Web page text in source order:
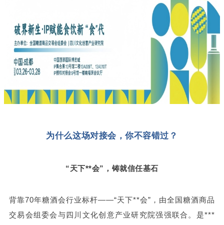
为什么这场对接会，你不容错过？
“天下**会”，铸就信任基石
背靠70年糖酒会行业标杆——“天下**会”，由全国糖酒商品
交易会组委会与四川文化创意产业研究院强强联合。是***